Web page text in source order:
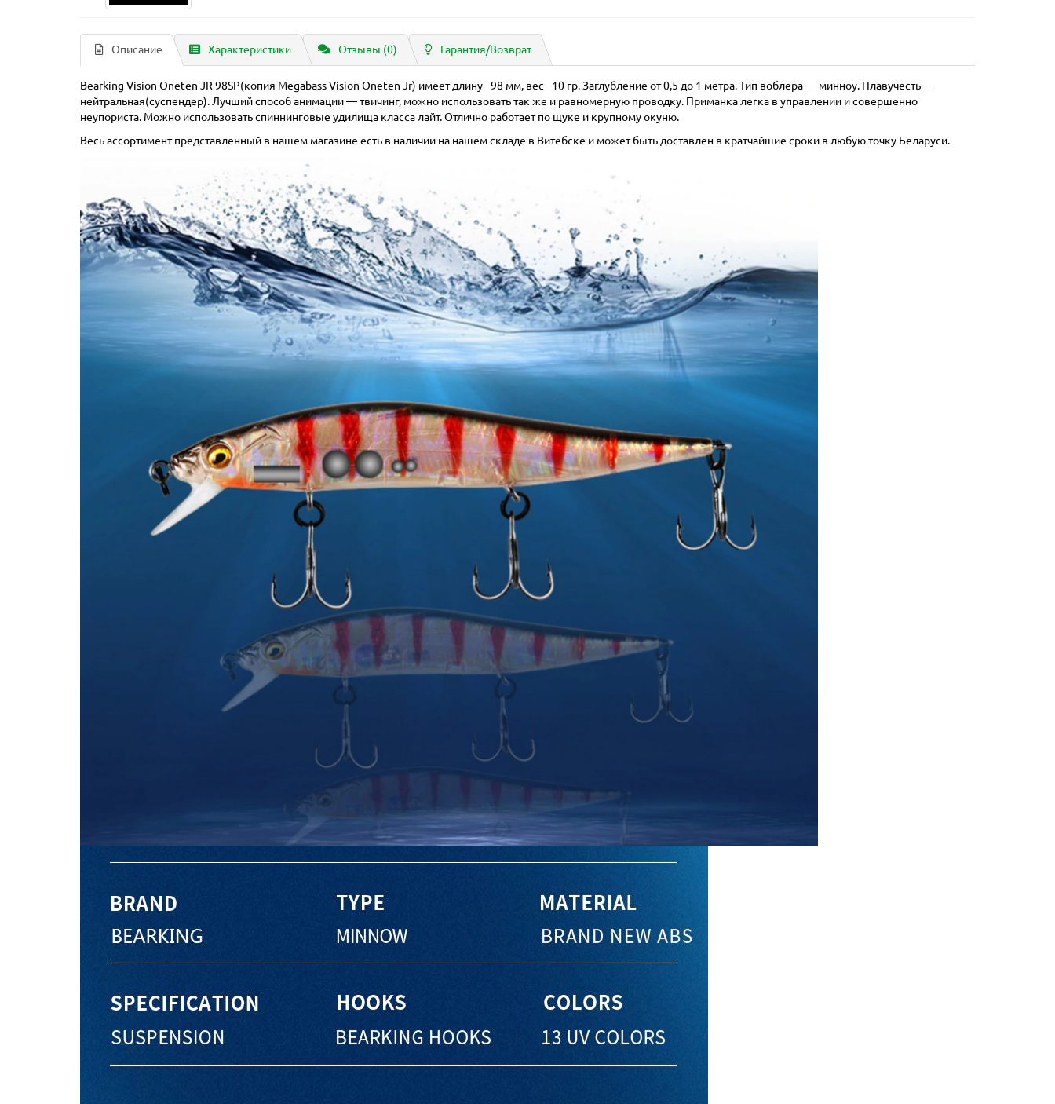
Описание Характеристики Отзывы (0) Гарантия/Возврат
Bearking Vision Oneten JR 98SP(копия Megabass Vision Oneten Jr) имеет длину - 98 мм, вес - 10 гр. Заглубление от 0,5 до 1 метра. Тип воблера — минноу. Плавучесть —
нейтральная(суспендер). Лучший способ анимации — твичинг, можно использовать так же и равномерную проводку. Приманка легка в управлении и совершенно
неупориста. Можно использовать спиннинговые удилища класса лайт. Отлично работает по щуке и крупному окуню.
Весь ассортимент представленный в нашем магазине есть в наличии на нашем складе в Витебске и может быть доставлен в кратчайшие сроки в любую точку Беларуси.